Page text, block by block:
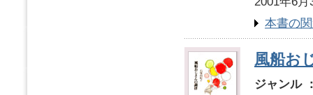
本書の
風船お
ジャンル